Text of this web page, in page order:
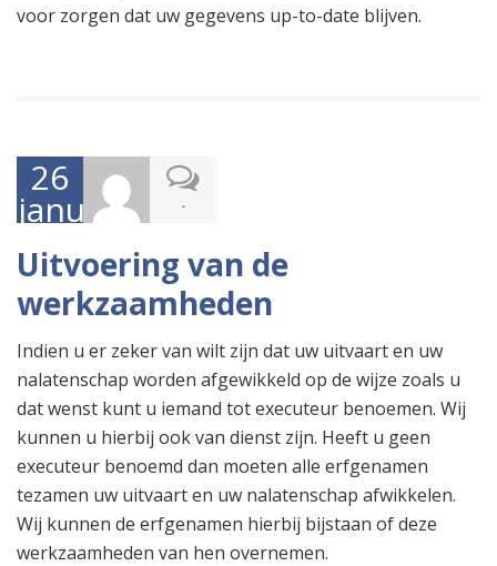
voor zorgen dat uw gegevens up-to-date blijven.
26
januari
2017
-
Uitvoering van de
werkzaamheden
Indien u er zeker van wilt zijn dat uw uitvaart en uw
nalatenschap worden afgewikkeld op de wijze zoals u
dat wenst kunt u iemand tot executeur benoemen. Wij
kunnen u hierbij ook van dienst zijn. Heeft u geen
executeur benoemd dan moeten alle erfgenamen
tezamen uw uitvaart en uw nalatenschap afwikkelen.
Wij kunnen de erfgenamen hierbij bijstaan of deze
werkzaamheden van hen overnemen.